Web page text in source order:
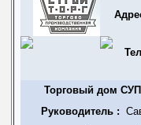
Торговый дом
Руководитель :